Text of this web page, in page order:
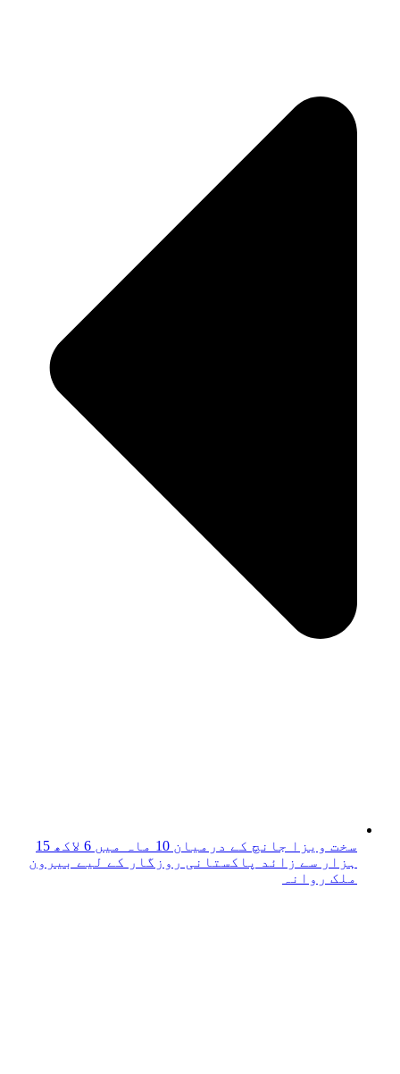
سخت ویزا جانچ کے درمیان 10 ماہ میں 6 لاکھ 15
ہزار سے زائد پاکستانی روزگار کے لیے بیرون
ملک روانہ